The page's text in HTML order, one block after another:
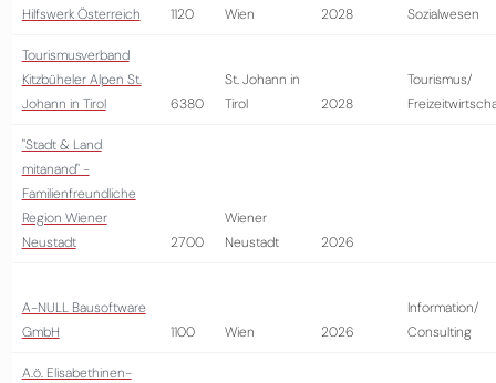
Hilfswerk Österreich 1120 Wien 2028
Sozialwesen
Tourismusverband
Kitzbüheler Alpen St.
Johann in Tirol
6380
St. Johann in
Tirol
2028
Tourismus/
"Stadt & Land
mitanand" -
Familienfreundliche
Region Wiener
Neustadt
2700
Wiener
Neustadt
2026
A-NULL Bausoftware
GmbH
1100 Wien 2026
Information/
Consulting
A.ö. Elisabethinen-